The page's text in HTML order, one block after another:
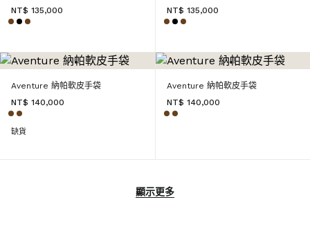
NT$ 135,000
NT$ 135,000
Aventure 納帕軟皮手袋
NT$ 140,000
缺貨
Aventure 納帕軟皮手袋
NT$ 140,000
顯示更多